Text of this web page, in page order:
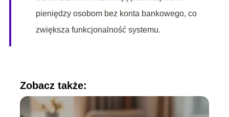
pieniędzy osobom bez konta bankowego, co
zwiększa funkcjonalność systemu.
Zobacz także: